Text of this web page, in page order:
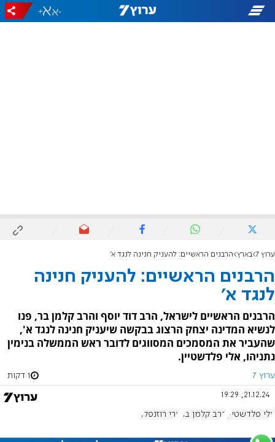
-
+
ערוץ 7 בארץ הרבנים הראשיים: להעניק חנינה לנגד א'
הרבנים הראשיים: להעניק חנינה
לנגד א'
הרבנים הראשיים לישראל, הרב דוד יוסף והרב קלמן בר, פנו
לנשיא המדינה יצחק הרצוג בבקשה שיעניק חנינה לנגד א',
שהעביר את המסמכים המסווגים לדובר ראש הממשלה בנימין
נתניהו, אלי פלדשטיין.
ערוץ 7 1 דקות
21.12.24, 19:29
אלי פלדשטיין הרב קלמן בר ארי רוזנפלד